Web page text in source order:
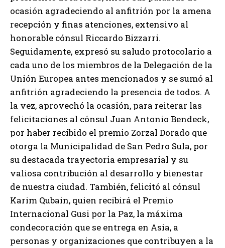
ocasión agradeciendo al anfitrión por la amena
recepción y finas atenciones, extensivo al
honorable cónsul Riccardo Bizzarri.
Seguidamente, expresó su saludo protocolario a
cada uno de los miembros de la Delegación de la
Unión Europea antes mencionados y se sumó al
anfitrión agradeciendo la presencia de todos. A
la vez, aprovechó la ocasión, para reiterar las
felicitaciones al cónsul Juan Antonio Bendeck,
por haber recibido el premio Zorzal Dorado que
otorga la Municipalidad de San Pedro Sula, por
su destacada trayectoria empresarial y su
valiosa contribución al desarrollo y bienestar
de nuestra ciudad. También, felicitó al cónsul
Karim Qubain, quien recibirá el Premio
Internacional Gusi por la Paz, la máxima
condecoración que se entrega en Asia, a
personas y organizaciones que contribuyen a la